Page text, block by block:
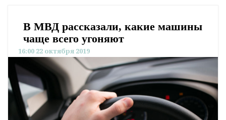
В МВД рассказали, какие машины
чаще всего угоняют
16:00 22 октября 2019